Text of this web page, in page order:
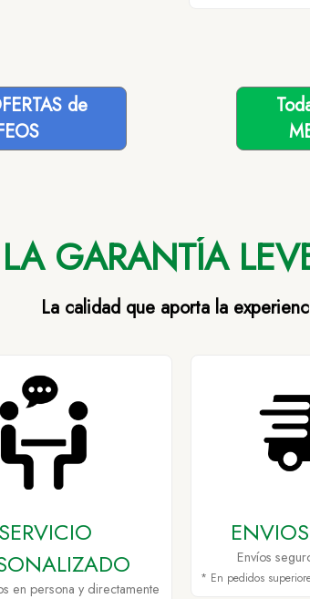
de
LA GARANTÍA
La calidad que aporta la
SERVICIO
en persona y directamente
Envíos
* En pedidos